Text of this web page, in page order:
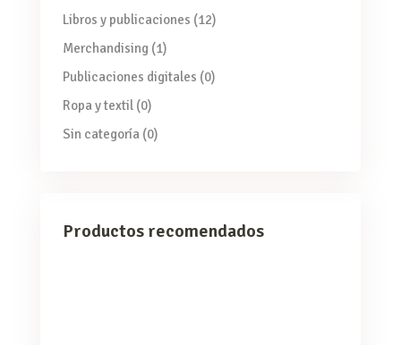
Libros y publicaciones (12)
Merchandising (1)
Publicaciones digitales (0)
Ropa y textil (0)
Sin categoría (0)
Productos recomendados